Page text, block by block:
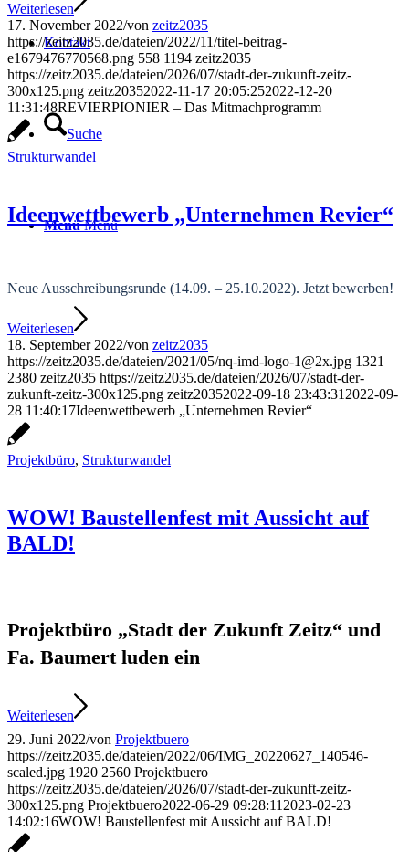
Kontakt
Suche
Menü Menü
Weiterlesen
17. November 2022/von zeitz2035
https://zeitz2035.de/dateien/2022/11/titel-beitrag-
e1679476770568.png 558 1194 zeitz2035
https://zeitz2035.de/dateien/2026/07/stadt-der-zukunft-zeitz-
300x125.png zeitz20352022-11-17 20:05:252022-12-20
11:31:48REVIERPIONIER – Das Mitmachprogramm
Strukturwandel
Ideenwettbewerb „Unternehmen Revier“
Neue Ausschreibungsrunde (14.09. – 25.10.2022). Jetzt bewerben!
Weiterlesen
18. September 2022/von zeitz2035
https://zeitz2035.de/dateien/2021/05/nq-imd-logo-1@2x.jpg 1321
2380 zeitz2035 https://zeitz2035.de/dateien/2026/07/stadt-der-
zukunft-zeitz-300x125.png zeitz20352022-09-18 23:43:31 2022-09-
28 11:40:17Ideenwettbewerb „Unternehmen Revier“
Projektbüro, Strukturwandel
WOW! Baustellenfest mit Aussicht auf
BALD!
Projektbüro „Stadt der Zukunft Zeitz“ und
Fa. Baumert luden ein
Weiterlesen
29. Juni 2022/von Projektbuero
https://zeitz2035.de/dateien/2022/06/IMG_20220627_140546-
scaled.jpg 1920 2560 Projektbuero
https://zeitz2035.de/dateien/2026/07/stadt-der-zukunft-zeitz-
300x125.png Projektbuero2022-06-29 09:28:11 2023-02-23
14:02:16WOW! Baustellenfest mit Aussicht auf BALD!